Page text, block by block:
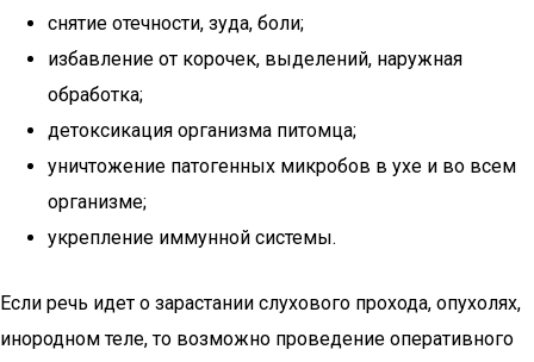
снятие отечности, зуда, боли;
избавление от корочек, выделений, наружная
обработка;
детоксикация организма питомца;
уничтожение патогенных микробов в ухе и во всем
организме;
укрепление иммунной системы.
Если речь идет о зарастании слухового прохода, опухолях,
инородном теле, то возможно проведение оперативного